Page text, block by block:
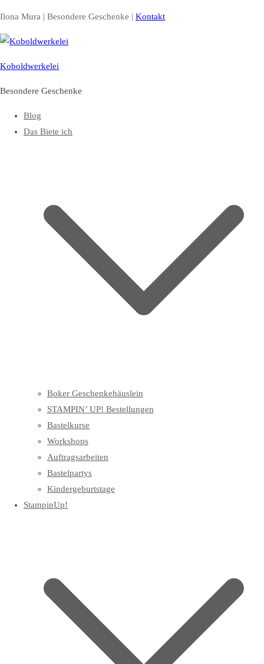
Zum
Inhalt
springen
Ilona Mura | Besondere Geschenke | Kontakt
Koboldwerkelei
Besondere Geschenke
Blog
Das Biete ich
Boker Geschenkehäuslein
STAMPIN’ UP! Bestellungen
Bastelkurse
Workshops
Auftragsarbeiten
Bastelpartys
Kindergeburtstage
StampinUp!